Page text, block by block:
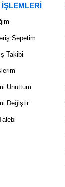
İŞLEMLERİ
Sepetim
Takibi
Unuttum
Değiştir